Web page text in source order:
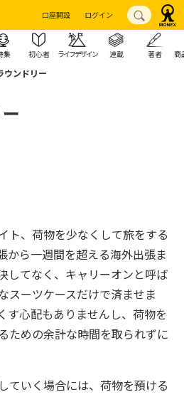
口座開設 ログイン
集 初心者 ライフデザイン 連載 著者 商
ウンドリー
ト、荷物を少なくして旅をする
から一週間を超える海外出張ま
してなく、キャリーオンと呼ば
スーツケースだけで済ませま
す心配もありませんし、荷物を
ための余計な時間を取られずに
ていく場合には、荷物を預ける